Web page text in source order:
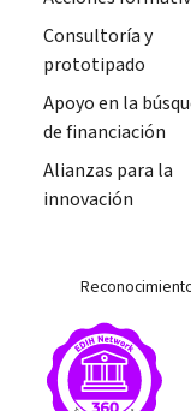
Consultoría y
prototipado
Apoyo en la
de financiación
Alianzas para la
innovación